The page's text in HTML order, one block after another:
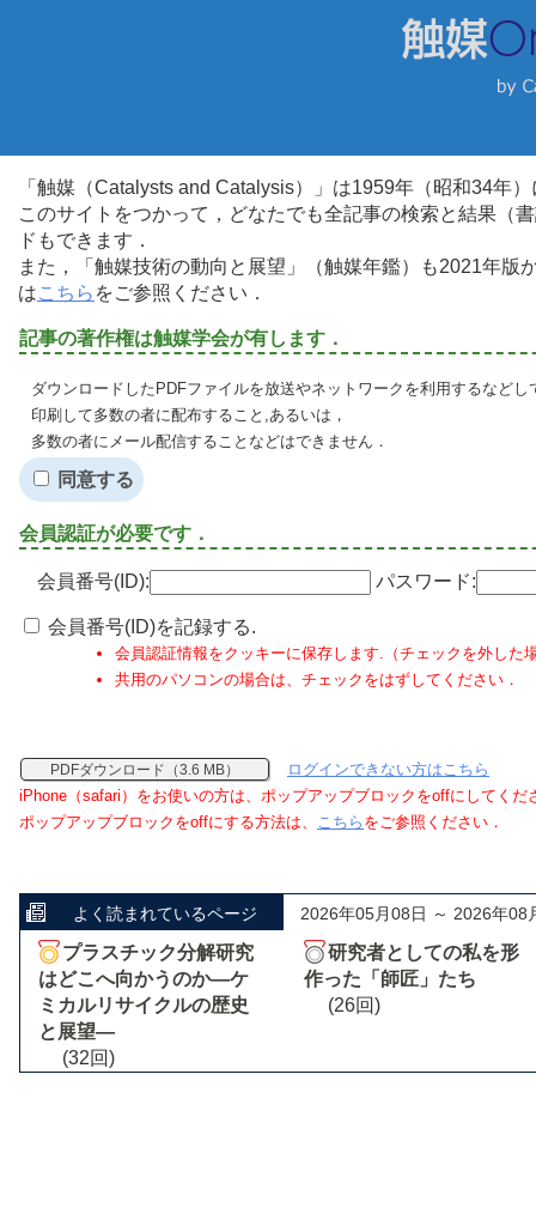
「触媒（Catalysts and Catalysis）」は1959年（昭和34年
このサイトをつかって，どなたでも全記事の検索と結果（
ドもできます．
また，「触媒技術の動向と展望」（触媒年鑑）も2021年
はこちら をご参照ください．
記事の著作権は触媒学会が有します．
ダウンロードしたPDFファイルを放送やネットワークを利用するなど
印刷して多数の者に配布すること,あるいは，
多数の者にメール配信することなどはできません．
同意する
会員認証が必要です．
会員番号(ID): パスワード:
会員番号(ID)を記録する.
会員認証情報をクッキーに保存します.（チェックを外した
共用のパソコンの場合は、チェックをはずしてください．
PDFダウンロード（3.6 MB）
ログインできない方はこちら
iPhone（safari）をお使いの方は、ポップアップブロックをoffにしてくだ
ポップアップブロックをoffにする方法は、 こちら をご参照ください．
よく読まれているページ 2026年05月08日 ～ 2026年08
プラスチック分解研究
はどこへ向かうのか―ケ
ミカルリサイクルの歴史
と展望―
(32回)
研究者としての私を形
作った「師匠」たち
(26回)